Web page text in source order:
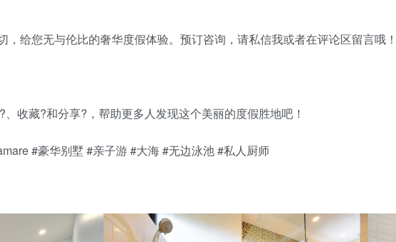
，给您无与伦比的奢华度假体验。预订咨询，请私信我或者在评论区留言哦
收藏?和分享?，帮助更多人发现这个美丽的度假胜地吧！
#豪华别墅 #亲子游 #大海 #无边泳池 #私人厨师